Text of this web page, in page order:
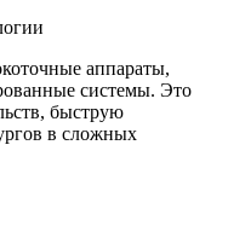
аппараты,
системы. Это
быструю
в сложных